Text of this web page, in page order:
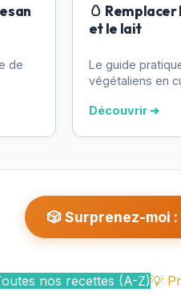
de
🥚
et le lait
Le guide
végétaliens en
Découvrir ➔
🎲 Surprenez-moi
nos recettes (A-Z)💡